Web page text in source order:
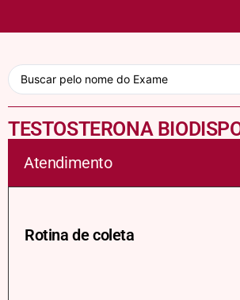
TESTOSTERONA
Atendimento
Rotina de coleta